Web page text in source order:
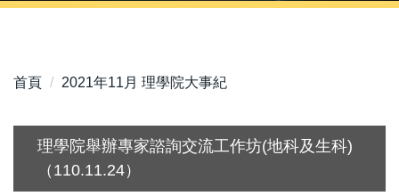
首頁 2021年11月 理學院大事紀
理學院舉辦專家諮詢交流工作坊(地科及生科)
（110.11.24）